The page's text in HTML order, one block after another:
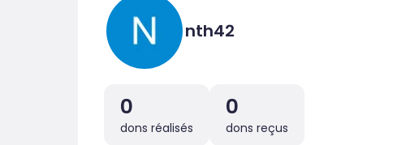
nth42
0
dons réalisés
0
dons reçus